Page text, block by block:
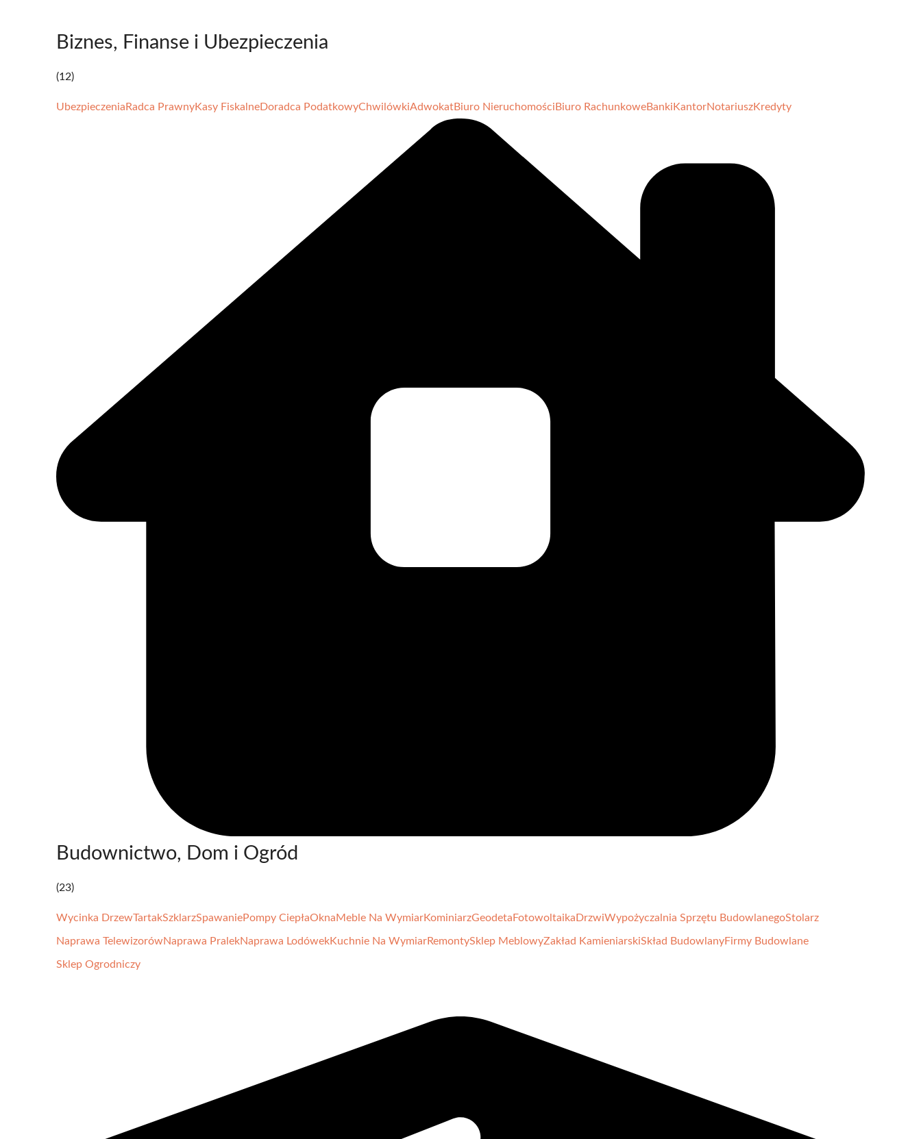
Biznes, Finanse i Ubezpieczenia
(12)
UbezpieczeniaRadca PrawnyKasy FiskalneDoradca PodatkowyChwilówkiAdwokatBiuro NieruchomościBiuro RachunkoweBankiKantorNotariuszKredyty
Budownictwo, Dom i Ogród
(23)
Wycinka DrzewTartakSzklarzSpawaniePompy CiepłaOknaMeble Na WymiarKominiarzGeodeta Fotowoltaika DrzwiWypożyczalnia Sprzętu BudowlanegoStolarz
Naprawa TelewizorówNaprawa PralekNaprawa LodówekKuchnie Na WymiarRemontySklep MeblowyZakład KamieniarskiSkład BudowlanyFirmy Budowlane
Sklep Ogrodniczy